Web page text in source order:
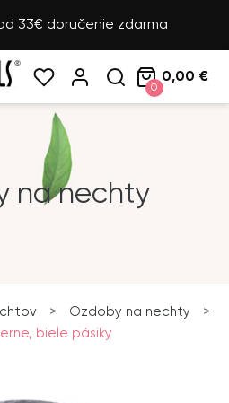
33€ doručenie zdarma
0
0,00 €
na nechty
> Ozdoby na nechty
>
biele pásiky